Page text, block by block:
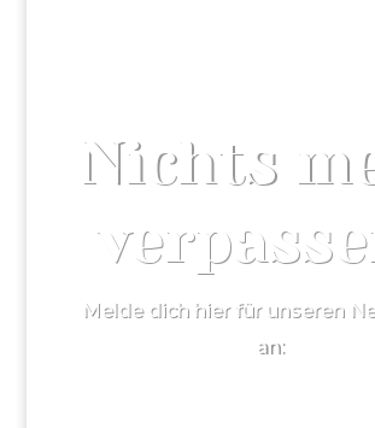
Nichts
Melde dich hier für unseren
an: